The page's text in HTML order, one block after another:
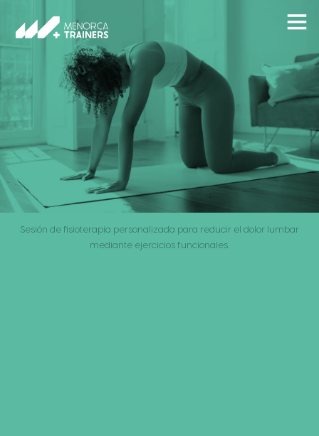
Sesión de fisioterapia personalizada para reducir el dolor lumbar
mediante ejercicios funcionales.